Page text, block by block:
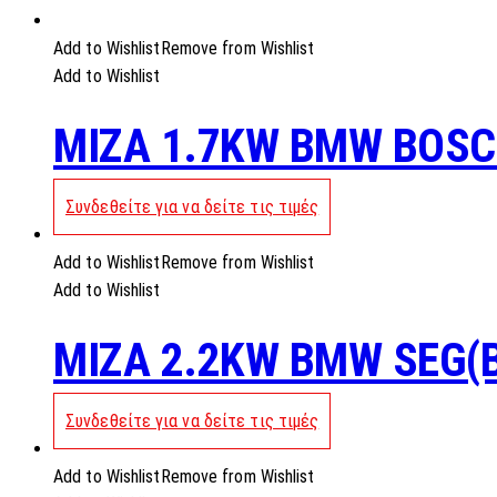
Add to Wishlist Remove from Wishlist
Add to Wishlist
MIZA 1.7KW BMW
Συνδεθείτε για να δείτε τις τιμές
Add to Wishlist Remove from Wishlist
Add to Wishlist
MIZA 2.2KW BMW
Συνδεθείτε για να δείτε τις τιμές
Add to Wishlist Remove from Wishlist